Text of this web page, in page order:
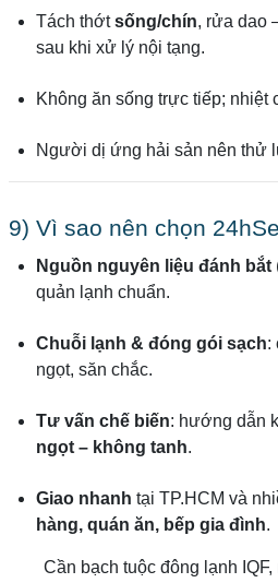
Tách thớtsống/chín, rửa dao
sau khi xử lý nội tạng.
Không ăn sống trực tiếp; nhiệt
Người dị ứng hải sản nên thử
9) Vì sao nên chọn
Nguồn nguyên liệu đánh bắt
quản lạnh chuẩn.
Chuỗi lạnh & đóng gói sạch:
ngọt, săn chắc.
Tư vấn chế biến: hướng dẫn
ngọt – không tanh.
Giao nhanh tại TP.HCM và
hàng, quán ăn, bếp gia đình.
Cần bạch tuộc đông lạnh